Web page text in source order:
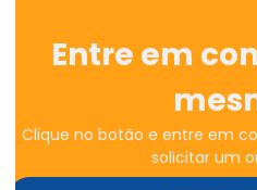
Entre em
Clique no botão e entre em
solicitar um